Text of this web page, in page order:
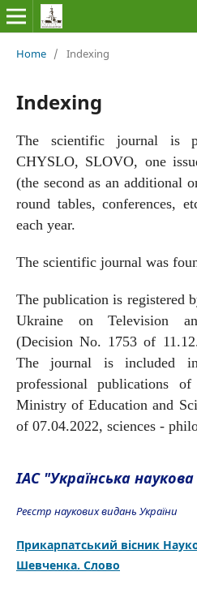
Home / Indexing
Indexing
The scientific journal is
CHYSLO, SLOVO, one
(the second as an additional
round tables, conferences,
each year.
The scientific journal was
The publication is registered
Ukraine on Television
(Decision No. 1753 of
The journal is included
professional publications
Ministry of Education and
of 07.04.2022, sciences -
ІАС "Українська
Реєстр наукових видань України
Прикарпатський вісник
Шевченка. Слово